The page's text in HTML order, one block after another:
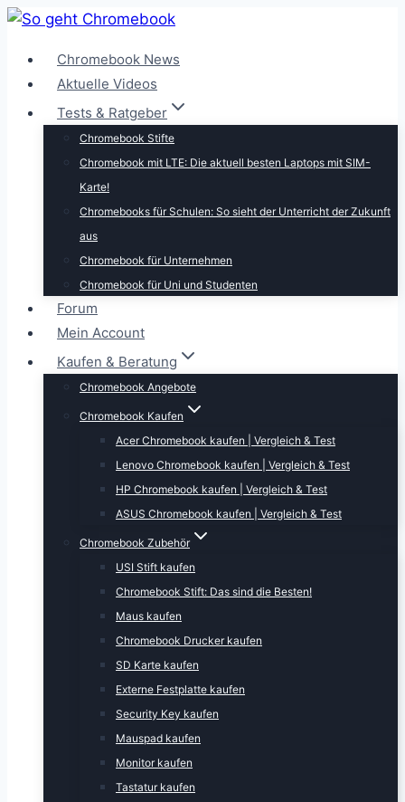
Zum
springenChromebook News
Aktuelle Videos
Tests & Ratgeber
Chromebook Stifte
Chromebook mit LTE: Die aktuell besten Laptops mit SIM-
Karte!
Chromebooks für Schulen: So sieht der Unterricht der Zukunft
aus
Chromebook für Unternehmen
Chromebook für Uni und Studenten
Forum
Mein Account
Kaufen & Beratung
Chromebook Angebote
Chromebook Kaufen
Acer Chromebook kaufen | Vergleich & Test
Lenovo Chromebook kaufen | Vergleich & Test
HP Chromebook kaufen | Vergleich & Test
ASUS Chromebook kaufen | Vergleich & Test
Chromebook Zubehör
USI Stift kaufen
Chromebook Stift: Das sind die Besten!
Maus kaufen
Chromebook Drucker kaufen
SD Karte kaufen
Externe Festplatte kaufen
Security Key kaufen
Mauspad kaufen
Monitor kaufen
Tastatur kaufen